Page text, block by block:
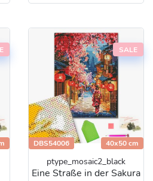
SALE
DBS54006 40x50 cm
ptype_mosaic2_black
Eine Straße in der Sakura